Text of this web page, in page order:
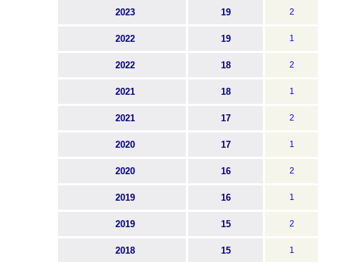
2023 19 2
2022 19 1
2022 18 2
2021 18 1
2021 17 2
2020 17 1
2020 16 2
2019 16 1
2019 15 2
2018 15 1